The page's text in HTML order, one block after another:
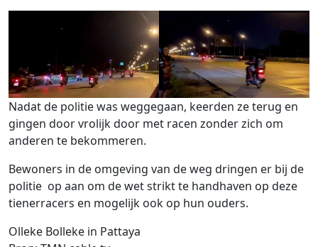
Nadat de politie was weggegaan, keerden ze terug en
gingen door vrolijk door met racen zonder zich om
anderen te bekommeren.
Bewoners in de omgeving van de weg dringen er bij de
politie op aan om de wet strikt te handhaven op deze
tienerracers en mogelijk ook op hun ouders.
Olleke Bolleke in Pattaya